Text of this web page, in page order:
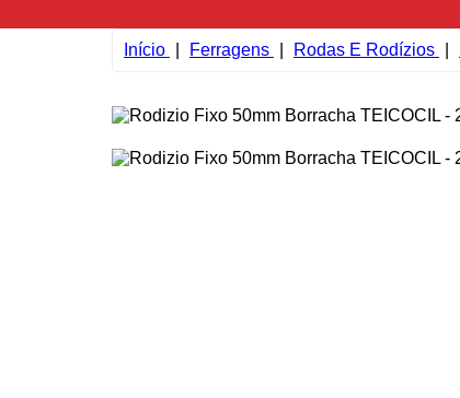
Início Ferragens Rodas E Rodízios